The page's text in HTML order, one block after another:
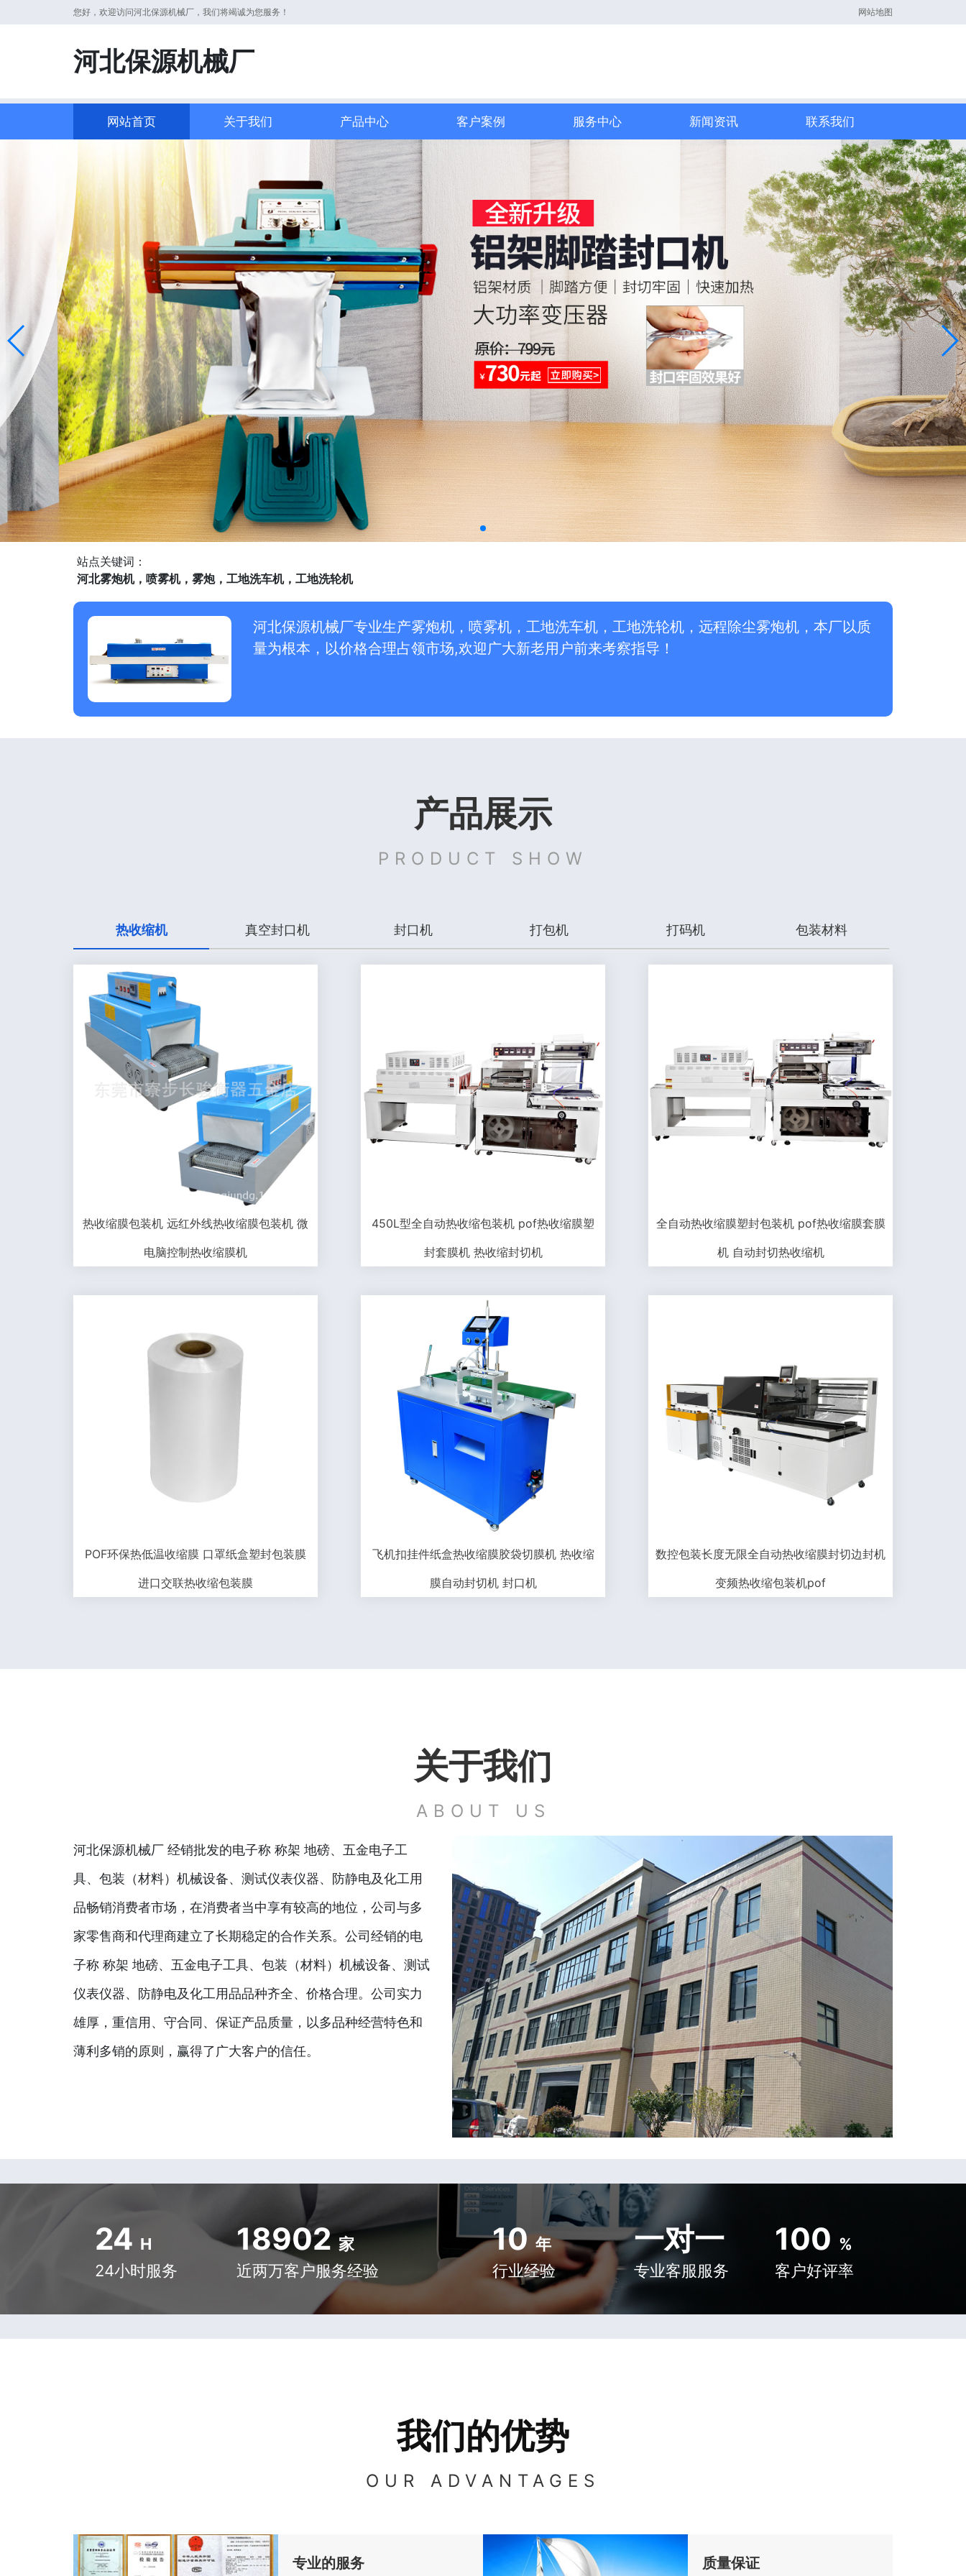
您好，欢迎访问河北保源机械厂，我们将竭诚为您服务！ 网站地图
河北保源机械厂
网站首页 关于我们 产品中心 客户案例 服务中心 新闻资讯 联系我们
站点关键词：
河北雾炮机，喷雾机，雾炮，工地洗车机，工地洗轮机
河北保源机械厂专业生产雾炮机，喷雾机，工地洗车机，工地洗轮机，远程除尘雾炮机，本厂以质
量为根本，以价格合理占领市场,欢迎广大新老用户前来考察指导！
产品展示
PRODUCT SHOW
热收缩机 真空封口机 封口机 打包机 打码机 包装材料
热收缩膜包装机 远红外线热收缩膜包装机 微
电脑控制热收缩膜机
450L型全自动热收缩包装机 pof热收缩膜塑
封套膜机 热收缩封切机
全自动热收缩膜塑封包装机 pof热收缩膜套膜
机 自动封切热收缩机
POF环保热低温收缩膜 口罩纸盒塑封包装膜
进口交联热收缩包装膜
飞机扣挂件纸盒热收缩膜胶袋切膜机 热收缩
膜自动封切机 封口机
数控包装长度无限全自动热收缩膜封切边封机
变频热收缩包装机pof
关于我们
ABOUT US
河北保源机械厂 经销批发的电子称 称架 地磅、五金电子工
具、包装（材料）机械设备、测试仪表仪器、防静电及化工用
品畅销消费者市场，在消费者当中享有较高的地位，公司与多
家零售商和代理商建立了长期稳定的合作关系。公司经销的电
子称 称架 地磅、五金电子工具、包装（材料）机械设备、测试
仪表仪器、防静电及化工用品品种齐全、价格合理。公司实力
雄厚，重信用、守合同、保证产品质量，以多品种经营特色和
薄利多销的原则，赢得了广大客户的信任。
24 H
24小时服务
18902 家
近两万客户服务经验
10 年
行业经验
一对一
专业客服服务
100 %
客户好评率
我们的优势
OUR ADVANTAGES
专业的服务 质量保证